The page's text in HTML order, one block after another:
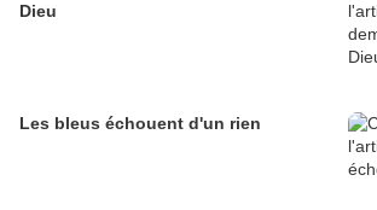
Dieu
Les bleus échouent d'un rien